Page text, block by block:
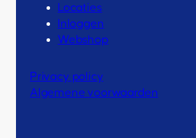
Locaties
Inloggen
Webshop
Privacy policy
Algemene voorwaarden